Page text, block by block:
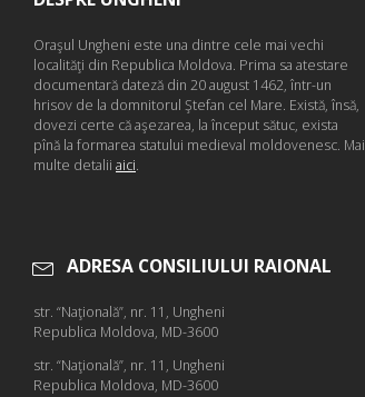
Oraşul Ungheni este una dintre cele mai vechi
localităţi din Republica Moldova. Prima sa atestare
documentară dateză din 20 august 1462, într-un
hrisov de la domnitorul Ştefan cel Mare. Există, însă,
dovezi certe că aşezarea, la început sătuc, exista
pînă la formarea statului medieval moldovenesc. Mai
multe detalii aici.
ADRESA CONSILIULUI RAIONAL
str. “Naţională”, nr. 11, Ungheni
Republica Moldova, MD-3600
str. “Naţională”, nr. 11, Ungheni
Republica Moldova, MD-3600